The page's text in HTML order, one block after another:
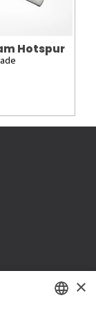
Hotspur
×